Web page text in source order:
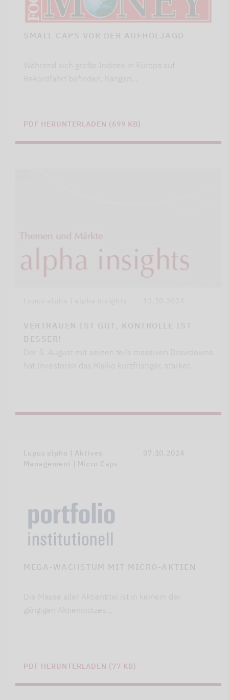
SMALL CAPS VOR DER AUFHOLJAGD
Während sich große Indizes in Europa auf
Rekordfahrt befinden, hängen…
PDF HERUNTERLADEN (699 KB)
VERTRAUEN IST GUT, KONTROLLE IST
BESSER!
Der 5. August mit seinen teils massiven Drawdowns
hat Investoren das Risiko kurzfristiger, starker…
Lupus alpha | Aktives
Management | Micro Caps
07.10.2024
MEGA-WACHSTUM MIT MICRO-AKTIEN
Die Masse aller Aktientitel ist in keinem der
gängigen Aktienindizes…
PDF HERUNTERLADEN (77 KB)